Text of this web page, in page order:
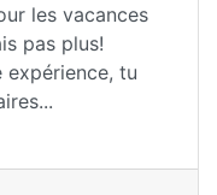
les vacances
pas plus!
tu